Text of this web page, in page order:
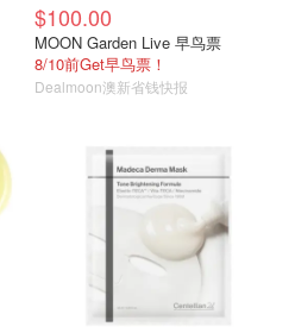
$100.00
MOON Garden Live 早鸟票
8/10前Get早鸟票！
Dealmoon澳新省钱快报